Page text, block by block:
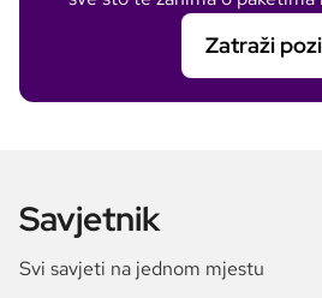
Zatraži
Savjetnik
Svi savjeti na jednom mjestu